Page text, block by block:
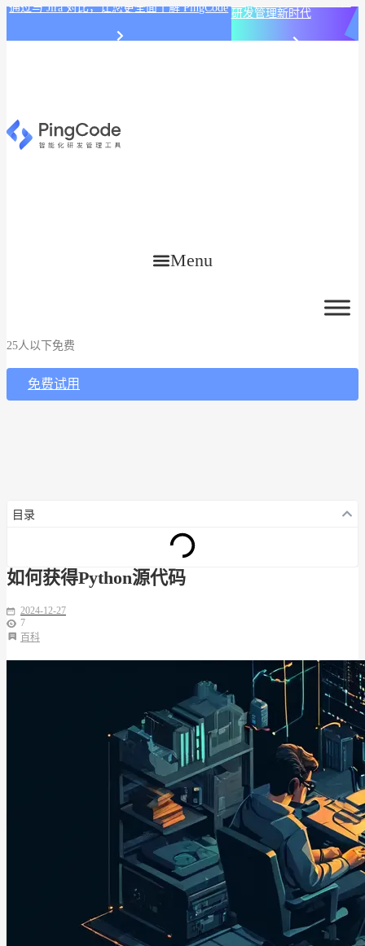
通过与 Jira 对比，让您更全面了解 PingCode 研发管理新时代
Menu
25人以下免费
免费试用
目录
如何获得Python源代码
2024-12-27
7
百科